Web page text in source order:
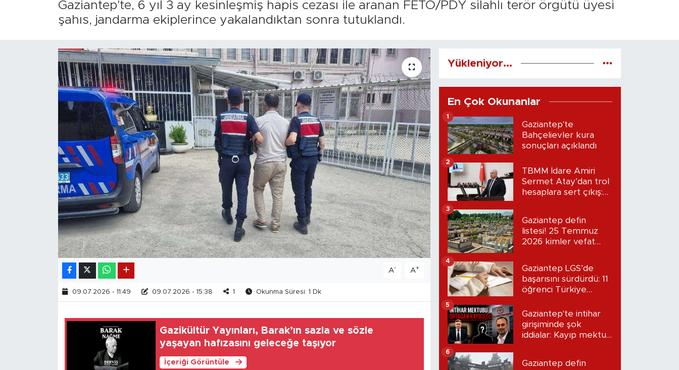
Gaziantep'te, 6 yıl 3 ay kesinleşmiş hapis cezası ile aranan FETÖ/PDY silahlı terör örgütü üyesi
şahıs, jandarma ekiplerince yakalandıktan sonra tutuklandı.
A- A+
09.07.2026 - 11:49 09.07.2026 - 15:38 1 Okunma Süresi: 1 Dk
Gazikültür Yayınları, Barak’ın sazla ve sözle
yaşayan hafızasını geleceğe taşıyor
İçeriği Görüntüle
Yükleniyor...
En Çok Okunanlar
Gaziantep'te
Bahçelievler kura
sonuçları açıklandı
1
TBMM İdare Amiri
Sermet Atay’dan trol
hesaplara sert çıkış:
2
Gaziantep defin
listesi! 25 Temmuz
2026 kimler vefat
3
Gaziantep LGS’de
başarısını sürdürdü: 11
öğrenci Türkiye
4
Gaziantep'te intihar
girişiminde şok
iddialar: Kayıp mektup
5
Gaziantep defin
6